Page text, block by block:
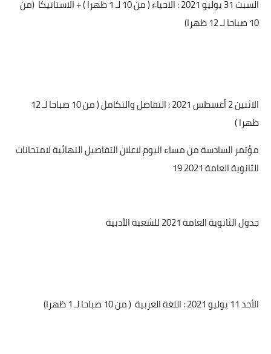
السبت 31 يوليو 2021 : الاحياء ( من 10 لـ 1 ظهرا ) + الاستاتيكا
(من
10 صباحا لـ 12 ظهرا)
الاثنين 2 أغسطس 2021 : التفاضل والتكامل ( من 10 صباحا لـ 12
ظهرا )
مؤتمر السادسة من مساء اليوم لاعلان التفاصيل النهائية لامتحانات
الثانوية العامة 2021 19
جدول الثانوية العامة 2021 للشعبة الأدبية
الأحد 11 يوليو 2021 : اللغة العربية ( من 10 صباحا لـ 1 ظهرا)